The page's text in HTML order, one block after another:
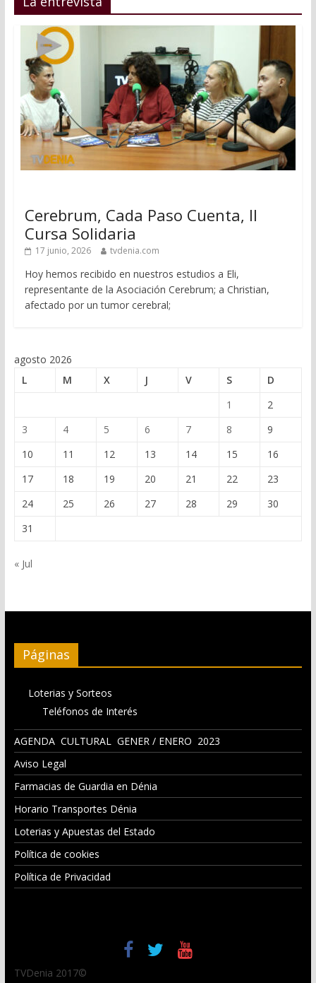
Cerebrum, Cada Paso Cuenta, II
Cursa Solidaria
17 junio, 2026 tvdenia.com
Hoy hemos recibido en nuestros estudios a Eli,
representante de la Asociación Cerebrum; a Christian,
afectado por un tumor cerebral;
agosto 2026
L
M X J V S
D
1
2
3
4 5 6 7 8
9
10
11 12 13 14 15
16
17
18 19 20 21 22
23
24
25 26 27 28 29
30
31
« Jul
Páginas
Loterias y Sorteos
Teléfonos de Interés
AGENDA CULTURAL GENER / ENERO 2023
Aviso Legal
Farmacias de Guardia en Dénia
Horario Transportes Dénia
Loterias y Apuestas del Estado
Política de cookies
Política de Privacidad
TVDenia 2017©